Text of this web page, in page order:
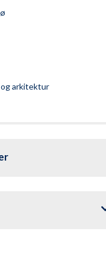
arkitektur